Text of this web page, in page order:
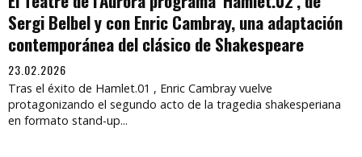
Sergi Belbel y con Enric Cambray, una adaptación
contemporánea del clásico de Shakespeare
23.02.2026
Tras el éxito de Hamlet.01 , Enric Cambray vuelve
protagonizando el segundo acto de la tragedia shakesperiana
en formato stand-up...